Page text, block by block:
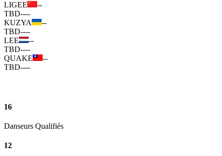
LIGEE
--
TBD----
KUZYA
--
TBD----
LEE
--
TBD----
QUAKE
--
TBD----
16
Danseurs Qualifiés
12